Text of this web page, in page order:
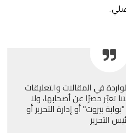
في المقالات والتعليقات
تعبّر حصرًا عن أصحابها، ولا
بيروت" أو إدارة التحرير أو
التحرير